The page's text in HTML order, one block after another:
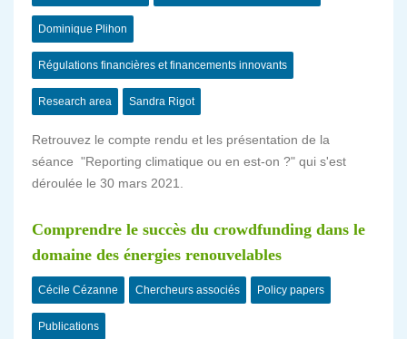
Dominique Plihon
Régulations financières et financements innovants
Research area Sandra Rigot
Retrouvez le compte rendu et les présentation de la
séance "Reporting climatique ou en est-on ?" qui s'est
déroulée le 30 mars 2021.
Comprendre le succès du crowdfunding dans le
domaine des énergies renouvelables
Cécile Cézanne Chercheurs associés Policy papers
Publications